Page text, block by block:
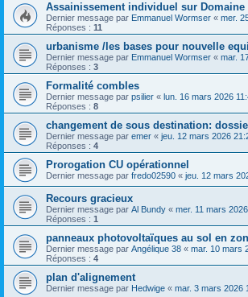
Assainissement individuel sur
Dernier message par Emmanuel Wormser « mer.
Réponses : 11
urbanisme /les bases pour nouvelle
Dernier message par Emmanuel Wormser « mar.
Réponses : 3
Formalité combles
Dernier message par psilier « lun. 16 mars 2026
Réponses : 8
changement de sous destination:
Dernier message par emer « jeu. 12 mars 2026
Réponses : 4
Prorogation CU opérationnel
Dernier message par fredo02590 « jeu. 12 mars
Recours gracieux
Dernier message par Al Bundy « mer. 11 mars
Réponses : 1
panneaux photovoltaïques au sol en
Dernier message par Angélique 38 « mar. 10 mars
Réponses : 4
plan d'alignement
Dernier message par Hedwige « mar. 3 mars 2026